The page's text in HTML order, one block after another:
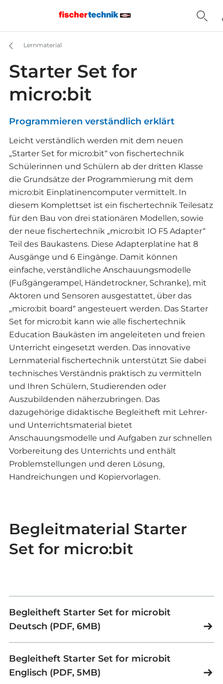
Lernmaterial
Starter Set for
micro:bit
Programmieren verständlich erklärt
Leicht verständlich werden mit dem neuen
„Starter Set for micro:bit“ von fischertechnik
Schülerinnen und Schülern ab der dritten Klasse
die Grundsätze der Programmierung mit dem
micro:bit Einplatinencomputer vermittelt. In
diesem Komplettset ist ein fischertechnik Teilesatz
für den Bau von drei stationären Modellen, sowie
der neue fischertechnik „micro:bit IO F5 Adapter“
Teil des Baukastens. Diese Adapterplatine hat 8
Ausgänge und 6 Eingänge. Damit können
einfache, verständliche Anschauungsmodelle
(Fußgängerampel, Händetrockner, Schranke), mit
Aktoren und Sensoren ausgestattet, über das
„micro:bit board“ angesteuert werden. Das Starter
Set for micro:bit kann wie alle fischertechnik
Education Baukästen im angeleiteten und freien
Unterricht eingesetzt werden. Das innovative
Lernmaterial fischertechnik unterstützt Sie dabei
technisches Verständnis praktisch zu vermitteln
und Ihren Schülern, Studierenden oder
Auszubildenden näherzubringen. Das
dazugehörige didaktische Begleitheft mit Lehrer-
und Unterrichtsmaterial bietet
Anschauungsmodelle und Aufgaben zur schnellen
Vorbereitung des Unterrichts und enthält
Problemstellungen und deren Lösung,
Handreichungen und Kopiervorlagen.
Begleitmaterial Starter
Set for micro:bit
Begleitheft Starter Set for microbit
Deutsch (PDF, 6MB)
Begleitheft Starter Set for microbit
Englisch (PDF, 5MB)